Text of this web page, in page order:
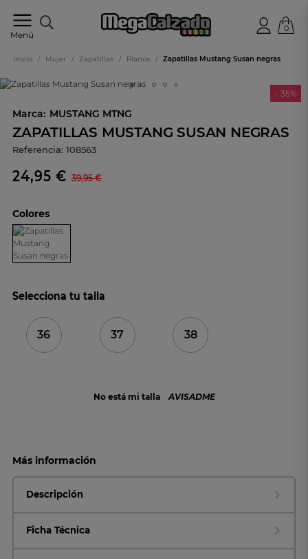
Menú
online
0
Inicio / Mujer / Zapatillas / Planos / Zapatillas Mustang Susan negras
- 35%
Marca: MUSTANG MTNG
ZAPATILLAS MUSTANG SUSAN NEGRAS
Referencia: 108563
24,95 € 39,95 €
Colores
Selecciona tu talla
36 37 38
No está mi talla AVISADME
Más información
Descripción
Ficha Técnica